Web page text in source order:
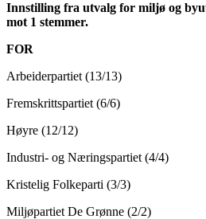
Innstilling fra utvalg for miljø og
mot 1 stemmer.
FOR
Arbeiderpartiet (13/13)
Fremskrittspartiet (6/6)
Høyre (12/12)
Industri- og Næringspartiet (4/4)
Kristelig Folkeparti (3/3)
Miljøpartiet De Grønne (2/2)